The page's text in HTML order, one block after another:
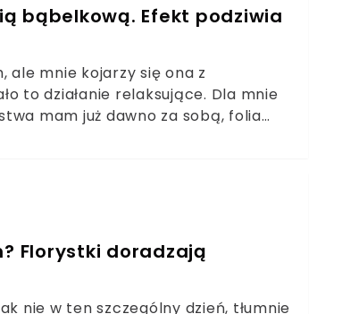
bąbelkową. Efekt podziwia
ale mnie kojarzy się ona z
to działanie relaksujące. Dla mnie
mam już dawno za sobą, folia
Florystki doradzają
nie w ten szczególny dzień, tłumnie